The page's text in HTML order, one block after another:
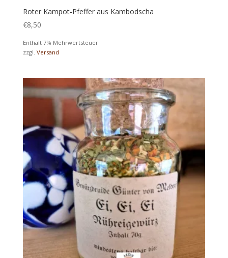
Roter Kampot-Pfeffer aus Kambodscha
€8,50
Enthält 7% Mehrwertsteuer
zzgl. Versand